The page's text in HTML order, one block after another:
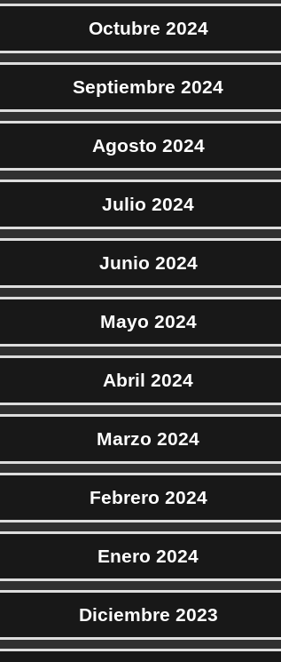
Octubre 2024
Septiembre 2024
Agosto 2024
Julio 2024
Junio 2024
Mayo 2024
Abril 2024
Marzo 2024
Febrero 2024
Enero 2024
Diciembre 2023